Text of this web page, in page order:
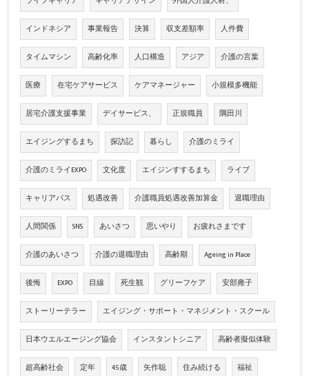
インドネシア 事業報告 決算 収支差額率 人件費
タイムマシン 高齢化率 人口構造 アジア 介護の言葉
医療 在宅ケアサービス ケアマネージャー 小規模多機能
居宅介護支援事業 デイサービス、 正規職員 隅田川
エイジングするまち 探訪記 暮らし 介護のミライ
介護のミライEXPO 文化度 エイジンすするまち ライブ
キャリアパス 処遇改善 介護職員処遇改善加算金 退職理由
人間関係 SNS あいさつ 思いやり お疲れさまです
介護のあいさつ 介護の退職理由 高齢期 Ageing in Place
後悔 EXPO 目線 死生観 グリーフケア 安部雍子
ストーリーテラー エイジング・サポート・マネジメント・スクール
日本ウエルエージング協会 インスタントシニア 高齢者擬似体験
超高齢社会 定年 45歳 矢作聡 住み続ける 福祉